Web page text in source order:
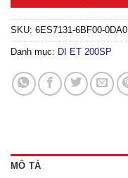
SKU: 6ES7131-6BF00-0DA0
Danh mục: DI ET 200SP
MÔ TẢ